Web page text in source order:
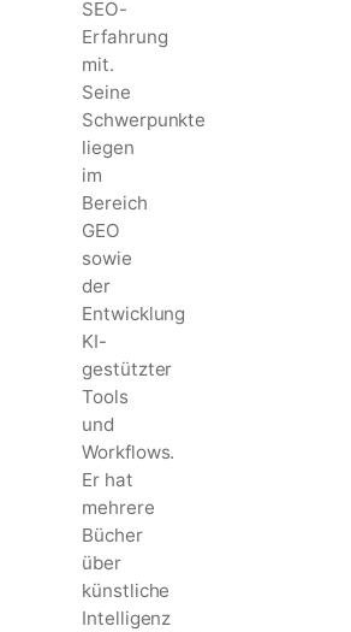
SEO-
Erfahrung
mit.
Seine
Schwerpunkte
liegen
im
Bereich
GEO
sowie
der
Entwicklung
KI-
gestützter
Tools
und
Workflows.
Er hat
mehrere
Bücher
über
künstliche
Intelligenz